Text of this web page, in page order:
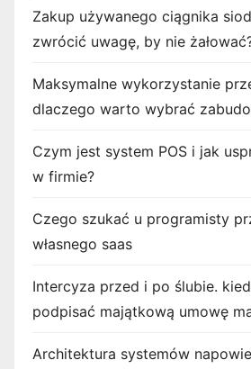
Zakup używanego ciągnika
zwrócić uwagę, by nie
Maksymalne wykorzystanie
dlaczego warto wybrać
Czym jest system POS i jak
w firmie?
Czego szukać u programisty
własnego saas
Intercyza przed i po ślubie.
podpisać majątkową umowę
Architektura systemów